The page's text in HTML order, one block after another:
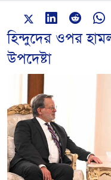
হিন্দুদের ওপর
উপদেষ্টা